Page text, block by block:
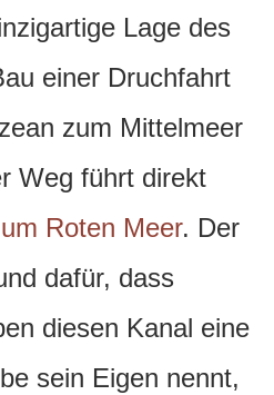
Lage des
einer Druchfahrt
zum Mittelmeer
Weg führt direkt
Roten Meer. Der
dafür, dass
diesen Kanal eine
sein Eigen nennt,